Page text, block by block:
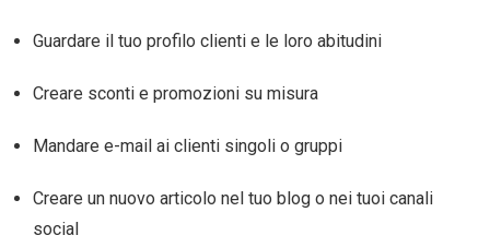
Guardare il tuo profilo clienti e le loro abitudini
Creare sconti e promozioni su misura
Mandare e-mail ai clienti singoli o gruppi
Creare un nuovo articolo nel tuo blog o nei tuoi canali
social